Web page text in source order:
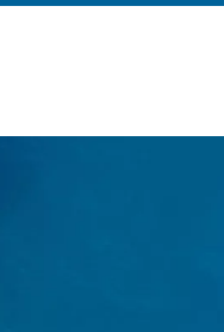
Hebat
tapak Masa